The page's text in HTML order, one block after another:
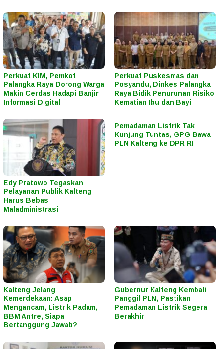
Perkuat KIM, Pemkot
Palangka Raya Dorong Warga
Makin Cerdas Hadapi Banjir
Informasi Digital
Perkuat Puskesmas dan
Posyandu, Dinkes Palangka
Raya Bidik Penurunan Risiko
Kematian Ibu dan Bayi
Edy Pratowo Tegaskan
Pelayanan Publik Kalteng
Harus Bebas
Maladministrasi
Pemadaman Listrik Tak
Kunjung Tuntas, GPG Bawa
PLN Kalteng ke DPR RI
Kalteng Jelang
Kemerdekaan: Asap
Mengancam, Listrik Padam,
BBM Antre, Siapa
Bertanggung Jawab?
Gubernur Kalteng Kembali
Panggil PLN, Pastikan
Pemadaman Listrik Segera
Berakhir